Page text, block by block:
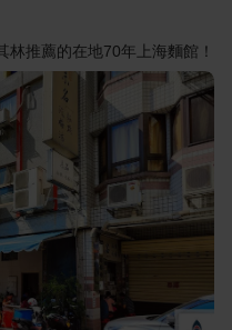
林推薦的在地70年上海麵館！